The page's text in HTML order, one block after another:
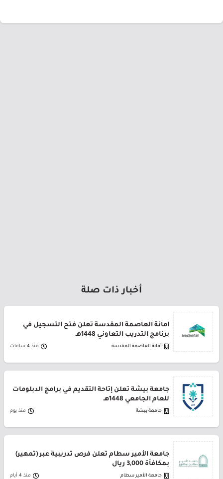
أخبار ذات صلة
أمانة العاصمة المقدسة تعلن فتح التسجيل في
برنامج التدريب التعاوني 1448هـ
أمانة العاصمة المقدسة منذ 4 ساعات
جامعة بيشة تعلن إتاحة التقديم في برامج الدبلومات
للعام الجامعي 1448هـ
جامعة بيشة منذ يوم
جامعة الأمير سطام تعلن فرص تدريبية عبر (تمهير)
بمكافأة 3,000 ريال
جامعة الأمير سطام منذ 4 أيام